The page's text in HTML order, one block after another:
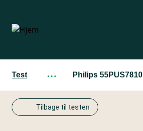
hovedindhold
Test ··· Philips 55PUS7810
Tilbage til testen